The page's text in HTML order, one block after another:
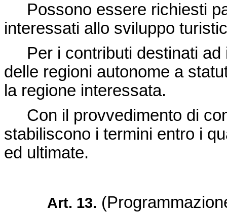
Possono essere richiesti
interessati allo sviluppo
Per i contributi destinati ad
delle regioni autonome a
la regione interessata.
Con il provvedimento di
stabiliscono i termini entro i
ed ultimate.
Art. 13.